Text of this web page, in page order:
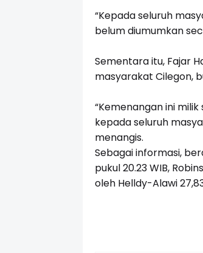
“Kepada seluruh
belum diumumkan
Sementara itu, Fajar
masyarakat Cilegon,
“Kemenangan ini
kepada seluruh
menangis.
Sebagai informasi,
pukul 20.23 WIB,
oleh Helldy-Alawi